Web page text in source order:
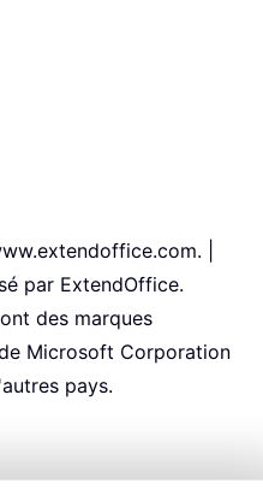
|
par ExtendOffice.
des marques
Microsoft Corporation
pays.